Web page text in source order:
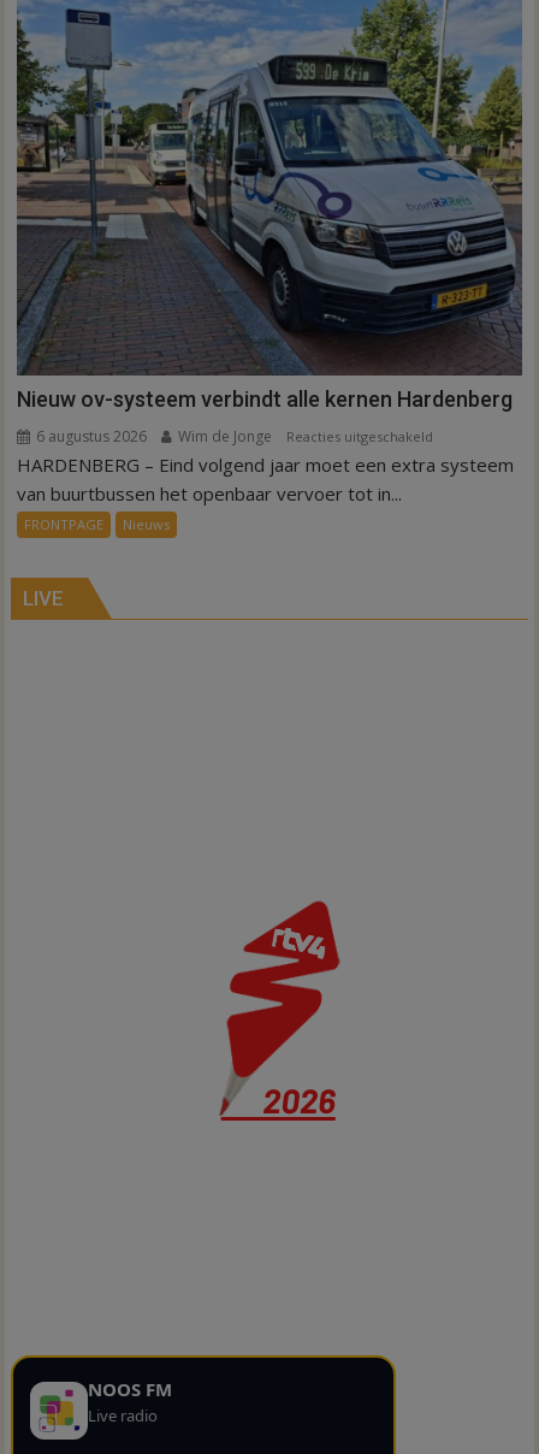
werknemers
Nieuw ov-systeem verbindt alle kernen Hardenberg
6 augustus 2026 Wim de Jonge Reacties uitgeschakeld
Nieuw
Hardenberg
HARDENBERG – Eind volgend jaar moet een extra systeem
van buurtbussen het openbaar vervoer tot in...
FRONTPAGE Nieuws
LIVE
NOOS FM
Live radio